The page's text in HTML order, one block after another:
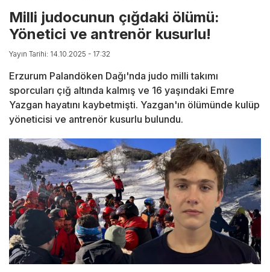
Milli judocunun çığdaki ölümü:
Yönetici ve antrenör kusurlu!
Yayın Tarihi: 14.10.2025 - 17:32
Erzurum Palandöken Dağı'nda judo milli takımı
sporcuları çığ altında kalmış ve 16 yaşındaki Emre
Yazgan hayatını kaybetmişti. Yazgan'ın ölümünde kulüp
yöneticisi ve antrenör kusurlu bulundu.